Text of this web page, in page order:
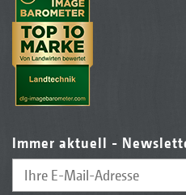
Immer aktuell -